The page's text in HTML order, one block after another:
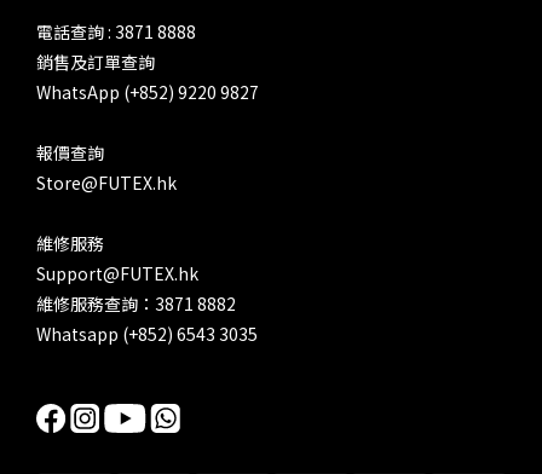
電話查詢 : 3871 8888
銷售及訂單查詢
WhatsApp (+852) 9220 9827
報價查詢
Store@FUTEX.hk
維修服務
Support@FUTEX.hk
維修服務查詢：3871 8882
Whatsapp (+852) 6543 3035